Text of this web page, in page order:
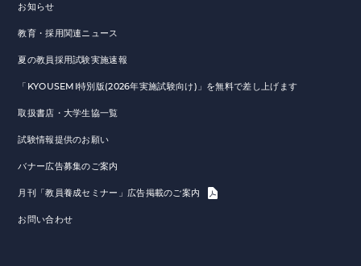
お知らせ
教育・採用関連ニュース
夏の教員採用試験実施速報
「KYOUSEMI特別版(2026年実施試験向け)」を無料で差し上げます
取扱書店・大学生協一覧
試験情報提供のお願い
バナー広告募集のご案内
月刊「教員養成セミナー」広告掲載のご案内
お問い合わせ